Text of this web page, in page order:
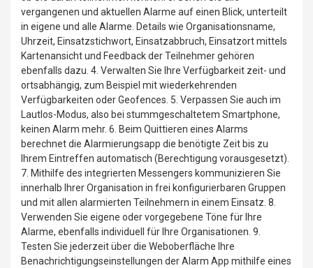
vergangenen und aktuellen Alarme auf einen Blick, unterteilt
in eigene und alle Alarme. Details wie Organisationsname,
Uhrzeit, Einsatzstichwort, Einsatzabbruch, Einsatzort mittels
Kartenansicht und Feedback der Teilnehmer gehören
ebenfalls dazu. 4. Verwalten Sie Ihre Verfügbarkeit zeit- und
ortsabhängig, zum Beispiel mit wiederkehrenden
Verfügbarkeiten oder Geofences. 5. Verpassen Sie auch im
Lautlos-Modus, also bei stummgeschaltetem Smartphone,
keinen Alarm mehr. 6. Beim Quittieren eines Alarms
berechnet die Alarmierungsapp die benötigte Zeit bis zu
Ihrem Eintreffen automatisch (Berechtigung vorausgesetzt).
7. Mithilfe des integrierten Messengers kommunizieren Sie
innerhalb Ihrer Organisation in frei konfigurierbaren Gruppen
und mit allen alarmierten Teilnehmern in einem Einsatz. 8.
Verwenden Sie eigene oder vorgegebene Töne für Ihre
Alarme, ebenfalls individuell für Ihre Organisationen. 9.
Testen Sie jederzeit über die Weboberfläche Ihre
Benachrichtigungseinstellungen der Alarm App mithilfe eines